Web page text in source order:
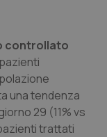
controllato
una tendenza
29 (11% vs
trattati